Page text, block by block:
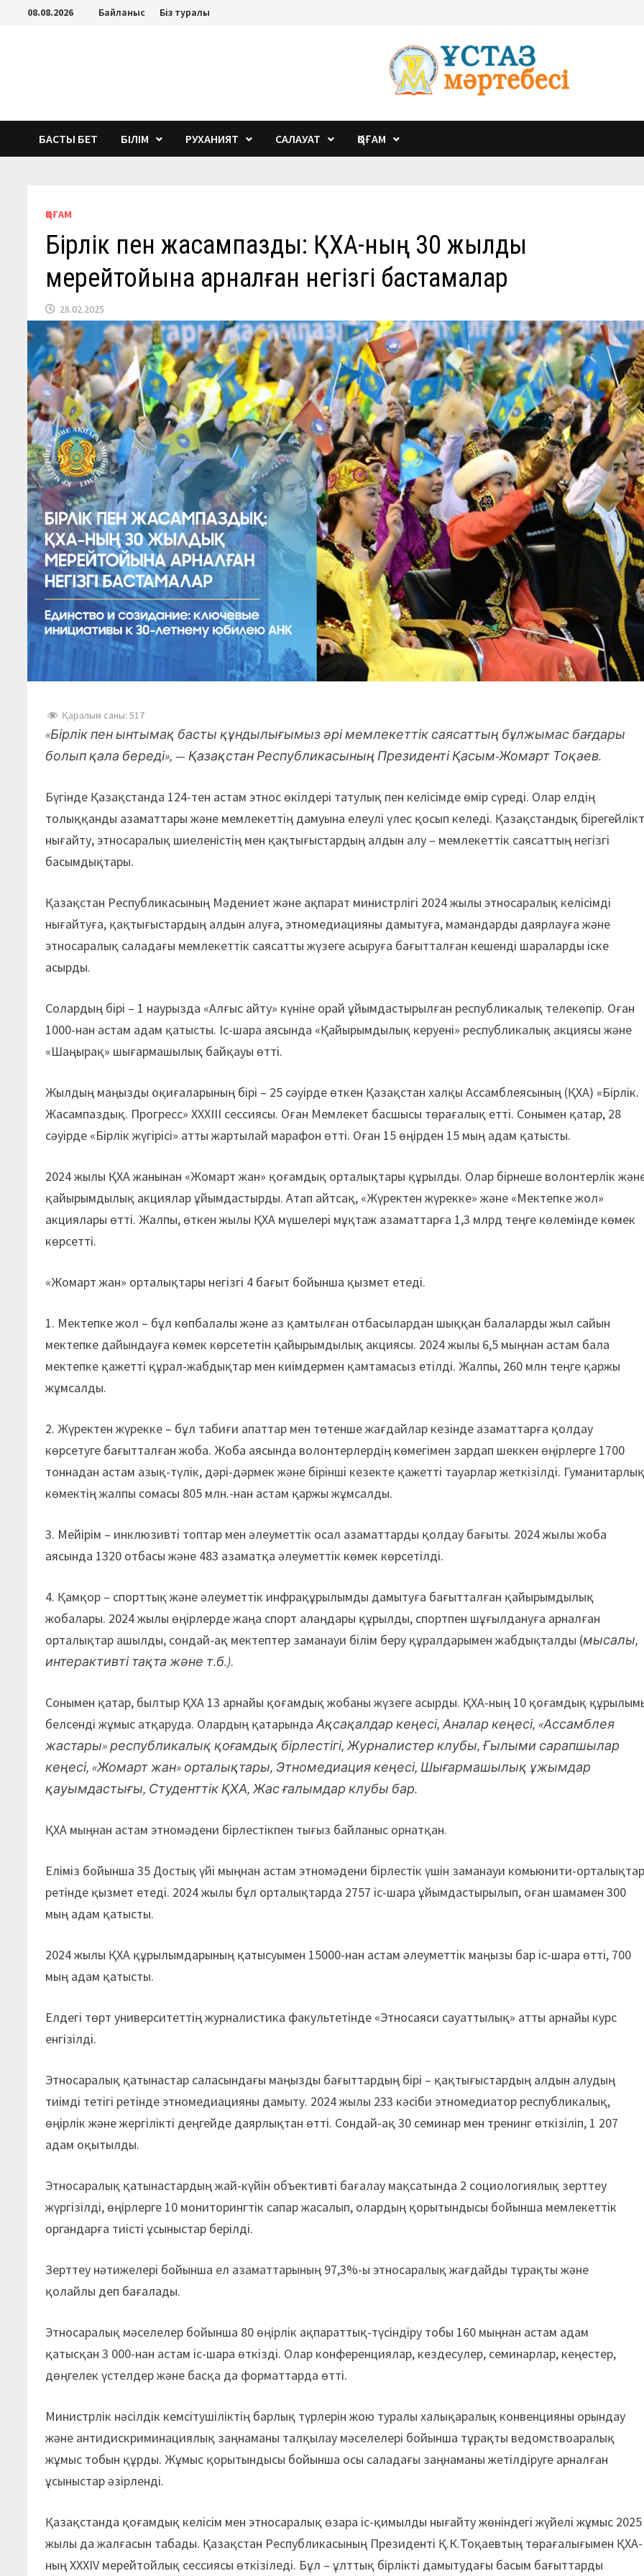
Перейти08.08.2026 Байланыс Біз туралы
БАСТЫ БЕТ БІЛІМ РУХАНИЯТ САЛАУАТ ҚОҒАМ
ҚОҒАМ
Бірлік пен жасампаздық: ҚХА-ның 30 жылдық
мерейтойына арналған негізгі бастамалар
28.02.2025
Қаралым саны: 517
«Бірлік пен ынтымақ басты құндылығымыз әрі мемлекеттік саясаттың бұлжымас бағдары
болып қала береді», —Қазақстан Республикасының Президенті Қасым-Жомарт Тоқаев.
Бүгінде Қазақстанда 124-тен астам этнос өкілдері татулық пен келісімде өмір сүреді. Олар елдің
толыққанды азаматтары және мемлекеттің дамуына елеулі үлес қосып келеді. Қазақстандық
нығайту, этносаралық шиеленістің мен қақтығыстардың алдын алу – мемлекеттік саясаттың негізгі
басымдықтары.
Қазақстан Республикасының Мәдениет және ақпарат министрлігі 2024 жылы этносаралық келісімді
нығайтуға, қақтығыстардың алдын алуға, этномедиацияны дамытуға, мамандарды даярлауға және
этносаралық саладағы мемлекеттік саясатты жүзеге асыруға бағытталған кешенді шараларды іске
асырды.
Солардың бірі – 1 наурызда «Алғыс айту» күніне орай ұйымдастырылған республикалық телекөпір. Оған
1000-нан астам адам қатысты. Іс-шара аясында «Қайырымдылық керуені» республикалық акциясы және
«Шаңырақ» шығармашылық байқауы өтті.
Жылдың маңызды оқиғаларының бірі – 25 сәуірде өткен Қазақстан халқы Ассамблеясының (ҚХА) «Бірлік.
Жасампаздық. Прогресс» XXXIII сессиясы. Оған Мемлекет басшысы төрағалық етті. Сонымен қатар, 28
сәуірде «Бірлік жүгірісі» атты жартылай марафон өтті. Оған 15 өңірден 15 мың адам қатысты.
2024 жылы ҚХА жанынан «Жомарт жан» қоғамдық орталықтары құрылды. Олар бірнеше волонтерлік
қайырымдылық акциялар ұйымдастырды. Атап айтсақ, «Жүректен жүрекке» және «Мектепке жол»
акциялары өтті. Жалпы, өткен жылы ҚХА мүшелері мұқтаж азаматтарға 1,3 млрд теңге көлемінде көмек
көрсетті.
«Жомарт жан» орталықтары негізгі 4 бағыт бойынша қызмет етеді.
1. Мектепке жол – бұл көпбалалы және аз қамтылған отбасылардан шыққан балаларды жыл сайын
мектепке дайындауға көмек көрсететін қайырымдылық акциясы. 2024 жылы 6,5 мыңнан астам бала
мектепке қажетті құрал-жабдықтар мен киімдермен қамтамасыз етілді. Жалпы, 260 млн теңге қаржы
жұмсалды.
2. Жүректен жүрекке – бұл табиғи апаттар мен төтенше жағдайлар кезінде азаматтарға қолдау
көрсетуге бағытталған жоба. Жоба аясында волонтерлердің көмегімен зардап шеккен өңірлерге 1700
тоннадан астам азық-түлік, дәрі-дәрмек және бірінші кезекте қажетті тауарлар жеткізілді.
көмектің жалпы сомасы 805 млн.-нан астам қаржы жұмсалды.
3. Мейірім – инклюзивті топтар мен әлеуметтік осал азаматтарды қолдау бағыты. 2024 жылы жоба
аясында 1320 отбасы және 483 азаматқа әлеуметтік көмек көрсетілді.
4. Қамқор – спорттық және әлеуметтік инфрақұрылымды дамытуға бағытталған қайырымдылық
жобалары. 2024 жылы өңірлерде жаңа спорт алаңдары құрылды, спортпен шұғылдануға арналған
орталықтар ашылды, сондай-ақ мектептер заманауи білім беру құралдарымен жабдықталды (мысалы,
интерактивті тақта және т.б.).
Сонымен қатар, былтыр ҚХА 13 арнайы қоғамдық жобаны жүзеге асырды. ҚХА-ның 10 қоғамдық
белсенді жұмыс атқаруда. Олардың қатарындаАқсақалдар кеңесі, Аналар кеңесі, «Ассамблея
жастары» республикалық қоғамдық бірлестігі, Журналистер клубы, Ғылыми сарапшылар
кеңесі, «Жомарт жан» орталықтары, Этномедиация кеңесі, Шығармашылық ұжымдар
қауымдастығы, Студенттік ҚХА, Жас ғалымдар клубы бар.
ҚХА мыңнан астам этномәдени бірлестікпен тығыз байланыс орнатқан.
Еліміз бойынша 35 Достық үйі мыңнан астам этномәдени бірлестік үшін заманауи комьюнити-
ретінде қызмет етеді. 2024 жылы бұл орталықтарда 2757 іс-шара ұйымдастырылып, оған шамамен 300
мың адам қатысты.
2024 жылы ҚХА құрылымдарының қатысуымен 15000-нан астам әлеуметтік маңызы бар іс-шара өтті, 700
мың адам қатысты.
Елдегі төрт университеттің журналистика факультетінде «Этносаяси сауаттылық» атты арнайы курс
енгізілді.
Этносаралық қатынастар саласындағы маңызды бағыттардың бірі – қақтығыстардың алдын алудың
тиімді тетігі ретінде этномедиацияны дамыту. 2024 жылы 233 кәсіби этномедиатор республикалық,
өңірлік және жергілікті деңгейде даярлықтан өтті. Сондай-ақ 30 семинар мен тренинг өткізіліп, 1 207
адам оқытылды.
Этносаралық қатынастардың жай-күйін объективті бағалау мақсатында 2 социологиялық зерттеу
жүргізілді, өңірлерге 10 мониторингтік сапар жасалып, олардың қорытындысы бойынша мемлекеттік
органдарға тиісті ұсыныстар берілді.
Зерттеу нәтижелері бойынша ел азаматтарының 97,3%-ы этносаралық жағдайды тұрақты және
қолайлы деп бағалады.
Этносаралық мәселелер бойынша 80 өңірлік ақпараттық-түсіндіру тобы 160 мыңнан астам адам
қатысқан 3 000-нан астам іс-шара өткізді. Олар конференциялар, кездесулер, семинарлар, кеңестер,
дөңгелек үстелдер және басқа да форматтарда өтті.
Министрлік нәсілдік кемсітушіліктің барлық түрлерін жою туралы халықаралық конвенцияны орындау
және антидискриминациялық заңнаманы талқылау мәселелері бойынша тұрақты ведомствоаралық
жұмыс тобын құрды. Жұмыс қорытындысы бойынша осы саладағы заңнаманы жетілдіруге арналған
ұсыныстар әзірленді.
Қазақстанда қоғамдық келісім мен этносаралық өзара іс-қимылды нығайту жөніндегі жүйелі жұмыс 2025
жылы да жалғасын табады. Қазақстан Республикасының Президенті Қ.К.Тоқаевтың төрағалығымен ҚХА-
ның XXXIV мерейтойлық сессиясы өткізіледі. Бұл – ұлттық бірлікті дамытудағы басым бағыттарды